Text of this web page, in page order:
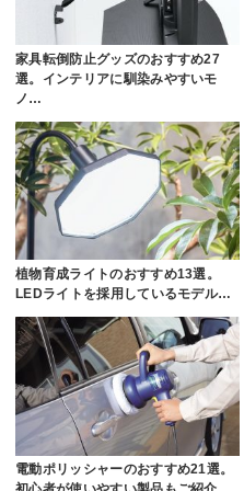
家具転倒防止グッズのおすすめ27
選。インテリアに馴染みやすいモ
ノ…
植物育成ライトのおすすめ13選。
LEDライトを採用しているモデル…
電動ポリッシャーのおすすめ21選。